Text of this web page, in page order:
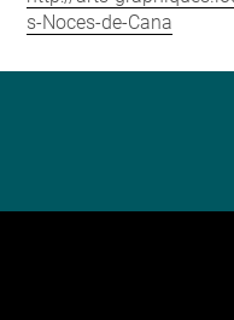
s-Noces-de-Cana